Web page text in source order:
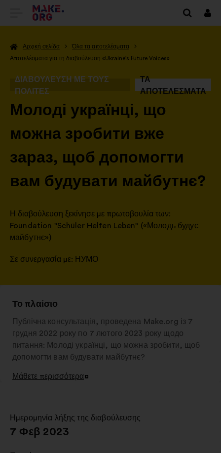
ΜΕΤΆΒΑΣΗ
ΑΡΧΙΚΉ
ΤΟΥ
MAKE.ORG
Αρχική σελίδα
Όλα τα αποτελέσματα
Αποτελέσματα για τη διαβούλευση «Ukraine's Future Voices»
ΔΙΑΒΟΎΛΕΥΣΗ ΜΕ ΤΟΥΣ
ΠΟΛΊΤΕΣ
ΤΑ
ΑΠΟΤΕΛΈΣΜΑΤΑ
-
Молоді українці, що
можна зробити вже
зараз, щоб допомогти
вам будувати майбутнє?
Η διαβούλευση ξεκίνησε με πρωτοβουλία των:
Foundation "Schüler Helfen Leben" («Молодь будує
майбутнє»)
Σε συνεργασία με: НУМО
Το πλαίσιο
Публічна консультація, проведена Make.org із 7
грудня 2022 року по 7 лютого 2023 року щодо
питання: Молоді українці, що можна зробити, щоб
допомогти вам будувати майбутнє?
Μάθετε περισσότερα
Άνοιγμα
καρτέλα
Ημερομηνία λήξης της διαβούλευσης
:
7 Φεβ 2023